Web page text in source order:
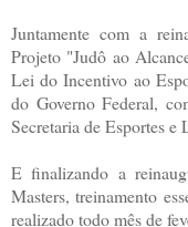
Juntamente com a
Projeto "Judô ao
Lei do Incentivo ao
do Governo Federal,
Secretaria de Esportes e
E finalizando a
Masters, treinamento
realizado todo mês de